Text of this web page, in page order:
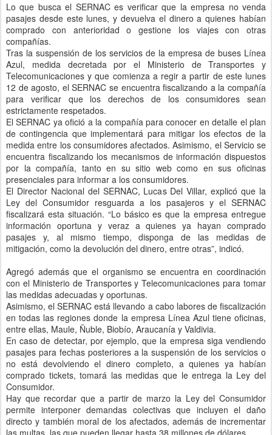
Lo que busca el SERNAC es verificar que la empresa no venda
pasajes desde este lunes, y devuelva el dinero a quienes habían
comprado con anterioridad o gestione los viajes con otras
compañías.
Tras la suspensión de los servicios de la empresa de buses Línea
Azul, medida decretada por el Ministerio de Transportes y
Telecomunicaciones y que comienza a regir a partir de este lunes
12 de agosto, el SERNAC se encuentra fiscalizando a la compañía
para verificar que los derechos de los consumidores sean
estrictamente respetados.
El SERNAC ya ofició a la compañía para conocer en detalle el plan
de contingencia que implementará para mitigar los efectos de la
medida entre los consumidores afectados. Asimismo, el Servicio se
encuentra fiscalizando los mecanismos de información dispuestos
por la compañía, tanto en su sitio web como en sus oficinas
presenciales para informar a los consumidores.
El Director Nacional del SERNAC, Lucas Del Villar, explicó que la
Ley del Consumidor resguarda a los pasajeros y el SERNAC
fiscalizará esta situación. “Lo básico es que la empresa entregue
información oportuna y veraz a quienes ya hayan comprado
pasajes y, al mismo tiempo, disponga de las medidas de
mitigación, como la devolución del dinero, entre otras”, indicó.
Agregó además que el organismo se encuentra en coordinación
con el Ministerio de Transportes y Telecomunicaciones para tomar
las medidas adecuadas y oportunas.
Asimismo, el SERNAC está llevando a cabo labores de fiscalización
en todas las regiones donde la empresa Línea Azul tiene oficinas,
entre ellas, Maule, Ñuble, Biobío, Araucanía y Valdivia.
En caso de detectar, por ejemplo, que la empresa siga vendiendo
pasajes para fechas posteriores a la suspensión de los servicios o
no está devolviendo el dinero completo, a quienes ya habían
comprado tickets, tomará las medidas que le entrega la Ley del
Consumidor.
Hay que recordar que a partir de marzo la Ley del Consumidor
permite interponer demandas colectivas que incluyen el daño
directo y también moral de los afectados, además de incrementar